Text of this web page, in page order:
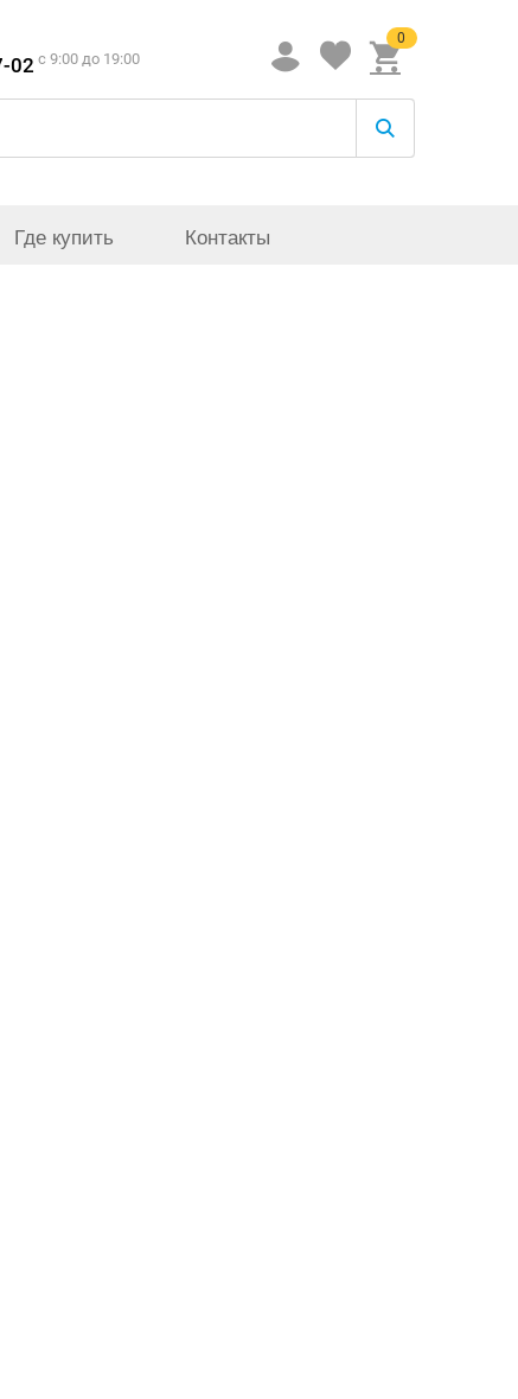
02 c 9:00 до 19:00
0
Где купить Контакты